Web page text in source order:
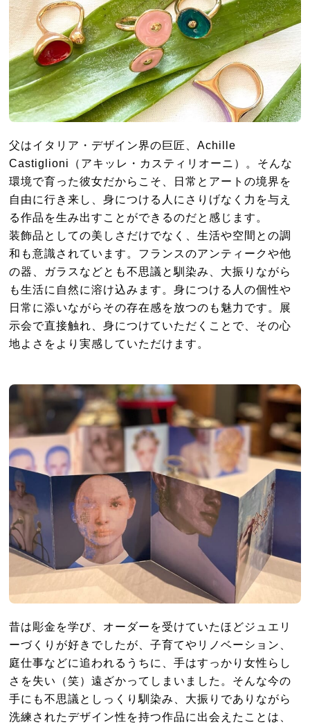
父はイタリア・デザイン界の巨匠、Achille
Castiglioni（アキッレ・カスティリオーニ）。そんな
環境で育った彼女だからこそ、日常とアートの境界を
自由に行き来し、身につける人にさりげなく力を与え
る作品を生み出すことができるのだと感じます。
装飾品としての美しさだけでなく、生活や空間との調
和も意識されています。フランスのアンティークや他
の器、ガラスなどとも不思議と馴染み、大振りながら
も生活に自然に溶け込みます。身につける人の個性や
日常に添いながらその存在感を放つのも魅力です。展
示会で直接触れ、身につけていただくことで、その心
地よさをより実感していただけます。
昔は彫金を学び、オーダーを受けていたほどジュエリ
ーづくりが好きでしたが、子育てやリノベーション、
庭仕事などに追われるうちに、手はすっかり女性らし
さを失い（笑）遠ざかってしまいました。そんな今の
手にも不思議としっくり馴染み、大振りでありながら
洗練されたデザイン性を持つ作品に出会えたことは、